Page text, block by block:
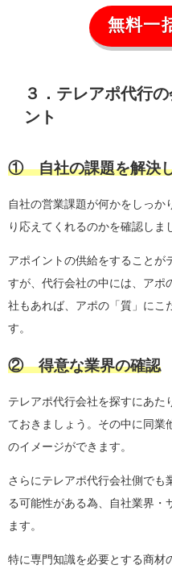
無料一
３．テレアポ代行
ント
① 自社の課題を解決
自社の営業課題が何かをしっか
り応えてくれるのかを確認しま
アポイントの供給をすることが
すが、代行会社の中には、アポ
社もあれば、アポの「質」にこ
す。
② 得意な業界の確認
テレアポ代行会社を探すにあた
ておきましょう。その中に同業
のイメージができます。
さらにテレアポ代行会社側でも
る可能性がある為、自社業界・
ます。
特に専門知識を必要とする商材